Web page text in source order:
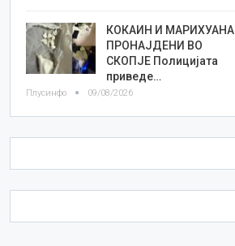
КОКАИН И МАРИХУАНА
ПРОНАЈДЕНИ ВО
СКОПЈЕ Полицијата
приведе…
Плусинфо 09/08/2026